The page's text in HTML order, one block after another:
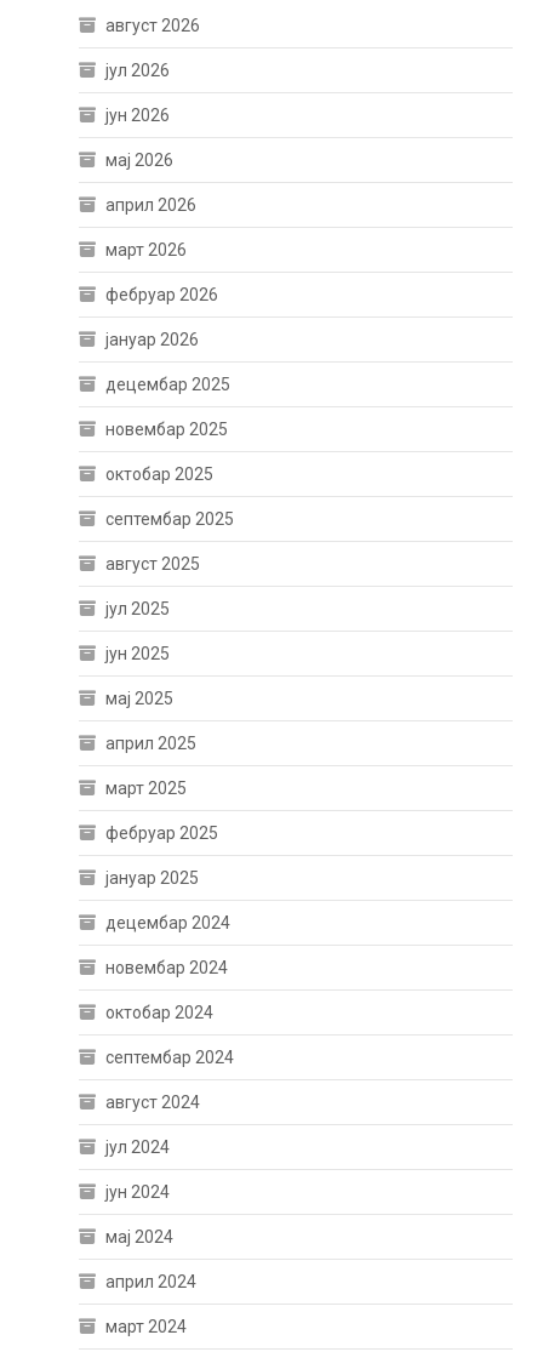
август 2026
јул 2026
јун 2026
мај 2026
април 2026
март 2026
фебруар 2026
јануар 2026
децембар 2025
новембар 2025
октобар 2025
септембар 2025
август 2025
јул 2025
јун 2025
мај 2025
април 2025
март 2025
фебруар 2025
јануар 2025
децембар 2024
новембар 2024
октобар 2024
септембар 2024
август 2024
јул 2024
јун 2024
мај 2024
април 2024
март 2024